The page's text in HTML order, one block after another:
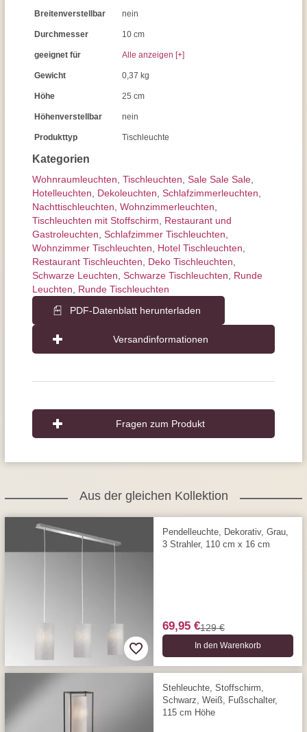
Kategorien
Wohnraum­leuchten Tisch­leuchten Sale Sale Sale
Hotelleuchten
Dekoleuchten Schlafzimmer­leuchten
Nachttisch­leuchten Wohnzimmer­leuchten
Tischleuchten mit Stoffschirm
Restaurant und
Gastroleuchten Schlafzimmer Tischleuchten
Wohnzimmer Tischleuchten
Hotel Tischleuchten
Restaurant Tischleuchten
Deko Tischleuchten
Schwarze Leuchten Schwarze Tischleuchten
Runde
Leuchten
Runde Tischleuchten
PDF-Datenblatt herunterladen
Versandinformationen
Breitenverstellbar nein
Durchmesser 10 cm
geeignet für Alle anzeigen [+]
Gewicht 0,37 kg
Höhe 25 cm
Höhenverstellbar nein
Produkttyp Tischleuchte
Fragen zum Produkt
Aus der gleichen Kollektion
Pendelleuchte, Dekorativ, Grau,
3 Strahler, 110 cm x 16 cm
69,95 €129 €
In den Warenkorb
Stehleuchte, Stoffschirm,
Schwarz, Weiß, Fußschalter,
115 cm Höhe